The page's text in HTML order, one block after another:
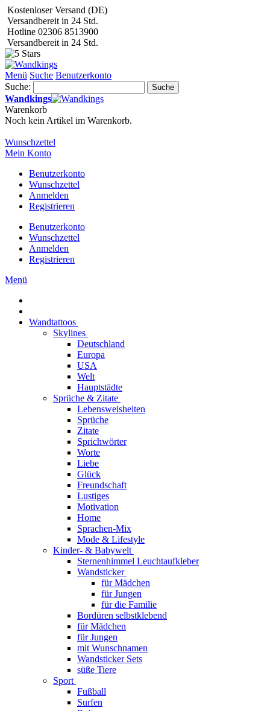
Kostenloser Versand (DE)
Versandbereit in 24 Std.
Hotline 02306 8513900
Versandbereit in 24 Std.
Menü Suche Benutzerkonto
Suche:
Suche
Wandkings
Warenkorb
Noch kein Artikel im Warenkorb.
Wunschzettel
Mein Konto
Benutzerkonto
Wunschzettel
Anmelden
Registrieren
Benutzerkonto
Wunschzettel
Anmelden
Registrieren
Menü
Wandtattoos
Skylines
Deutschland
Europa
USA
Welt
Hauptstädte
Sprüche & Zitate
Lebensweisheiten
Sprüche
Zitate
Sprichwörter
Worte
Liebe
Glück
Freundschaft
Lustiges
Motivation
Home
Sprachen-Mix
Mode & Lifestyle
Kinder- & Babywelt
Sternenhimmel Leuchtaufkleber
Wandsticker
für Mädchen
für Jungen
für die Familie
Bordüren selbstklebend
für Mädchen
für Jungen
mit Wunschnamen
Wandsticker Sets
süße Tiere
Sport
Fußball
Surfen